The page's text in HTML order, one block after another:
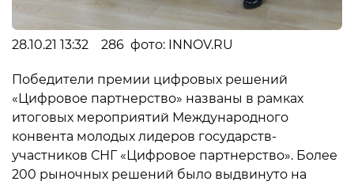
28.10.21 13:32 286 фото: INNOV.RU
Победители премии цифровых решений
«Цифровое партнерство» названы в рамках
итоговых мероприятий Международного
конвента молодых лидеров государств-
участников СНГ «Цифровое партнерство». Более
200 рыночных решений было выдвинуто на